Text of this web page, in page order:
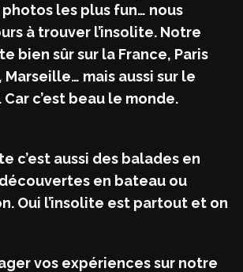
les plus fun… nous
à trouver l’insolite. Notre
bien sûr sur la France, Paris
mais aussi sur le
c’est beau le monde.
c’est aussi des balades en
en bateau ou
Oui l’insolite est partout et on
vos expériences sur notre